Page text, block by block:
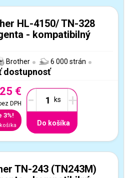
HL-4150/ TN-328
- kompatibilný
Brother 6 000 strán
dostupnosť
€
DPH
3%!
- +
Do košíka
TN-243 (TN243M)